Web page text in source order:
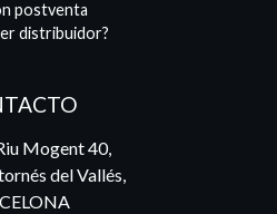
postventa
distribuidor?
Mogent 40,
del Vallés,